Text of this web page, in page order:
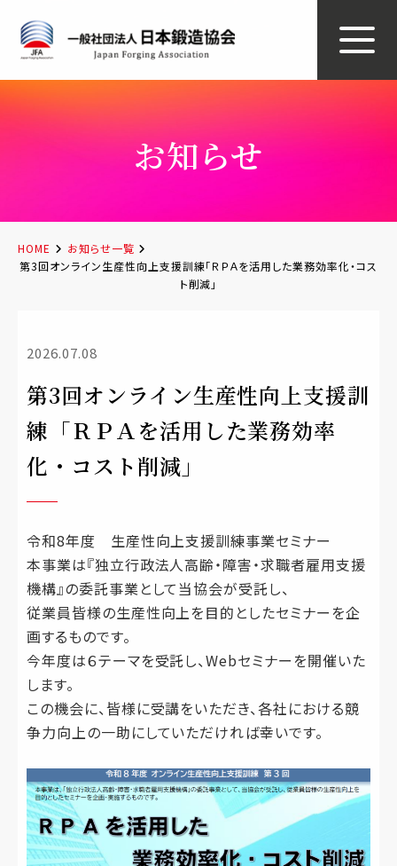
お知らせ
HOME
お知らせ一覧
第3回オンライン生産性向上支援訓練「ＲＰＡを活用した業務効率化・コス
ト削減」
2026.07.08
第3回オンライン生産性向上支援訓
練「ＲＰＡを活用した業務効率
化・コスト削減」
令和8年度 生産性向上支援訓練事業セミナー
本事業は『独立行政法人高齢・障害・求職者雇用支援
機構』の委託事業として当協会が受託し、
従業員皆様の生産性向上を目的としたセミナーを企
画するものです。
今年度は６テーマを受託し、Webセミナーを開催いた
します。
この機会に、皆様に受講をいただき、各社における競
争力向上の一助にしていただければ幸いです。